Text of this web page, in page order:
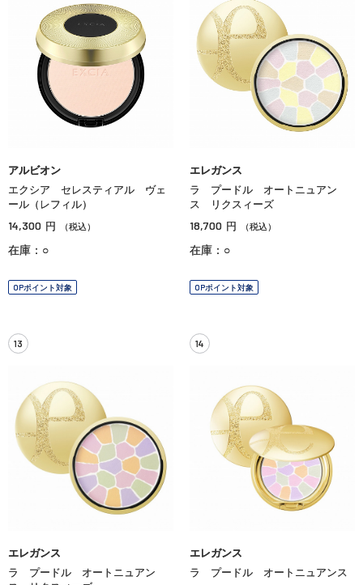
アルビオン
エクシア セレスティアル ヴェ
ール（レフィル）
14,300 円 （税込）
在庫：○
OPポイント対象
エレガンス
ラ プードル オートニュアン
ス リクスィーズ
18,700 円 （税込）
在庫：○
OPポイント対象
13
エレガンス
ラ プードル オートニュアン
14
エレガンス
ラ プードル オートニュアンス